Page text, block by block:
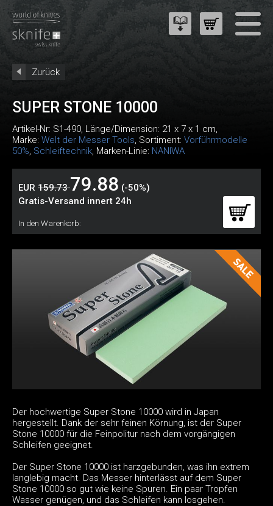
Zurück
SUPER STONE 10000
Artikel-Nr: S1-490, Länge/Dimension: 21 x 7 x 1 cm,
Marke: Welt der Messer Tools, Sortiment: Vorführmodelle
50%, Schleiftechnik, Marken-Linie: NANIWA
EUR 159.7379.88 (-50%)
Gratis-Versand innert 24h
In den Warenkorb:
Der hochwertige Super Stone 10000 wird in Japan
hergestellt. Dank der sehr feinen Körnung, ist der Super
Stone 10000 für die Feinpolitur nach dem vorgängigen
Schleifen geeignet.
Der Super Stone 10000 ist harzgebunden, was ihn extrem
langlebig macht. Das Messer hinterlässt auf dem Super
Stone 10000 so gut wie keine Spuren. Ein paar Tropfen
Wasser genügen, und das Schleifen kann losgehen.